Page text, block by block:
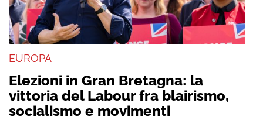
EUROPA
Elezioni in Gran Bretagna: la
vittoria del Labour fra blairismo,
socialismo e movimenti